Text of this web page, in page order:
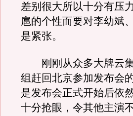
差别很大所以十分有压
扈的个性而要对李幼斌
是紧张。
刚刚从众多大牌云集
组赶回北京参加发布会
是发布会正式开始后依
十分抢眼，令其他主演